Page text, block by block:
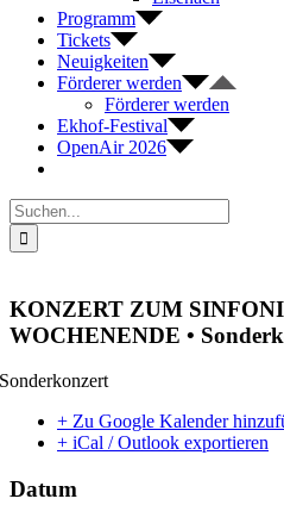
Programm
Tickets
Neuigkeiten
Förderer werden
Förderer werden
Ekhof-Festival
OpenAir 2026
Suche
nach:
KONZERT ZUM
WOCHENENDE •
Sonderkonzert
+ Zu Google Kalender
+ iCal / Outlook exportieren
Datum